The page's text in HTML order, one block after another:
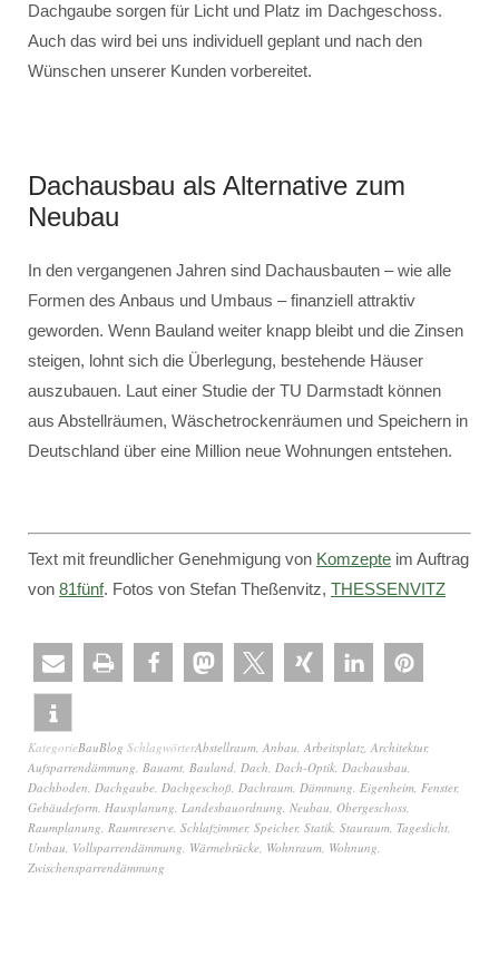
Dachgaube sorgen für Licht und Platz im Dachgeschoss.
Auch das wird bei uns individuell geplant und nach den
Wünschen unserer Kunden vorbereitet.
Dachausbau als Alternative zum
Neubau
In den vergangenen Jahren sind Dachausbauten – wie alle
Formen des Anbaus und Umbaus – finanziell attraktiv
geworden. Wenn Bauland weiter knapp bleibt und die Zinsen
steigen, lohnt sich die Überlegung, bestehende Häuser
auszubauen. Laut einer Studie der TU Darmstadt können
aus Abstellräumen, Wäschetrockenräumen und Speichern in
Deutschland über eine Million neue Wohnungen entstehen.
Text mit freundlicher Genehmigung von Komzepte im Auftrag
von 81fünf. Fotos von Stefan Theßenvitz, THESSENVITZ
KategorieBauBlog SchlagwörterAbstellraum, Anbau, Arbeitsplatz, Architektur,
Aufsparrendämmung, Bauamt, Bauland, Dach, Dach-Optik, Dachausbau,
Dachboden, Dachgaube, Dachgeschoß, Dachraum, Dämmung, Eigenheim, Fenster,
Gebäudeform, Hausplanung, Landesbauordnung, Neubau, Obergeschoss,
Raumplanung, Raumreserve, Schlafzimmer, Speicher, Statik, Stauraum, Tageslicht,
Umbau, Vollsparrendämmung, Wärmebrücke, Wohnraum, Wohnung,
Zwischensparrendämmung